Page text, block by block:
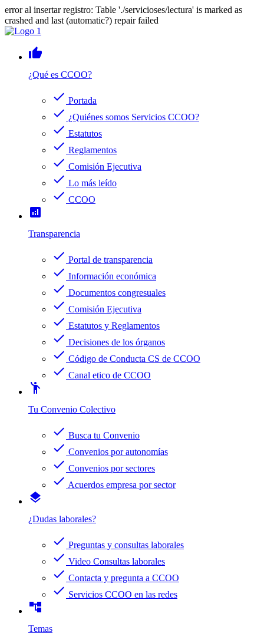
error al insertar registro: Table './servicioses/lectura' is marked as
crashed and last (automatic?) repair failed
thumb_up
¿Qué es CCOO?
check Portada
check ¿Quiénes somos Servicios CCOO?
check Estatutos
check Reglamentos
check Comisión Ejecutiva
check Lo más leído
check CCOO
analytics
Transparencia
check Portal de transparencia
check Información económica
check Documentos congresuales
check Comisión Ejecutiva
check Estatutos y Reglamentos
check Decisiones de los órganos
check Código de Conducta CS de CCOO
check Canal etico de CCOO
emoji_people
Tu Convenio Colectivo
check Busca tu Convenio
check Convenios por autonomías
check Convenios por sectores
check Acuerdos empresa por sector
layers
¿Dudas laborales?
check Preguntas y consultas laborales
check Video Consultas laborales
check Contacta y pregunta a CCOO
check Servicios CCOO en las redes
account_tree
Temas